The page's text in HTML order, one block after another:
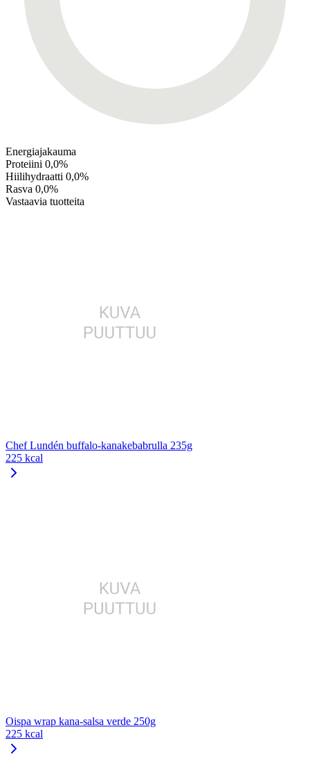
Energiajakauma
Proteiini 0,0%
Hiilihydraatti 0,0%
Rasva 0,0%
Vastaavia tuotteita
Chef Lundén buffalo-kanakebabrulla 235g
225 kcal
Oispa wrap kana-salsa verde 250g
225 kcal